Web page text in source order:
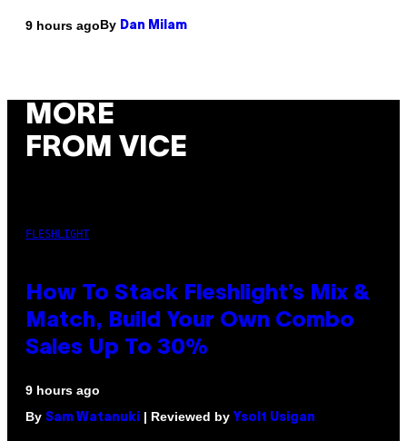
9 hours agoBy Dan Milam
MORE
FROM VICE
FLESHLIGHT
How To Stack Fleshlight’s Mix &
Match, Build Your Own Combo
Sales Up To 30%
9 hours ago
By Sam Watanuki | Reviewed by Ysolt Usigan